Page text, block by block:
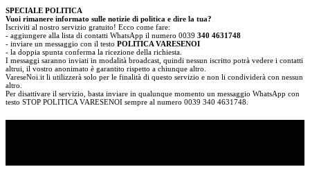
SPECIALE POLITICA
Vuoi rimanere informato sulle notizie di politica e dire la tua?
Iscriviti al nostro servizio gratuito! Ecco come fare:
- aggiungere alla lista di contatti WhatsApp il numero 0039 340 4631748
- inviare un messaggio con il testo POLITICA VARESENOI
- la doppia spunta conferma la ricezione della richiesta.
I messaggi saranno inviati in modalità broadcast, quindi nessun iscritto potrà vedere i contatti
altrui, il vostro anonimato è garantito rispetto a chiunque altro.
VareseNoi.it li utilizzerà solo per le finalità di questo servizio e non li condividerà con nessun
altro.
Per disattivare il servizio, basta inviare in qualunque momento un messaggio WhatsApp con
testo STOP POLITICA VARESENOI sempre al numero 0039 340 4631748.